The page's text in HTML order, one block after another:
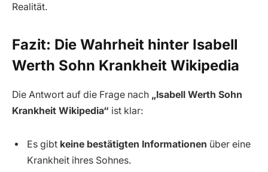
Realität.
Fazit: Die Wahrheit hinter Isabell
Werth Sohn Krankheit Wikipedia
Die Antwort auf die Frage nach „Isabell Werth Sohn
Krankheit Wikipedia“ ist klar:
Es gibt keine bestätigten Informationen über eine
Krankheit ihres Sohnes.